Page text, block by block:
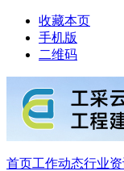
收藏本页
手机版
二维码
首页工作动态行业